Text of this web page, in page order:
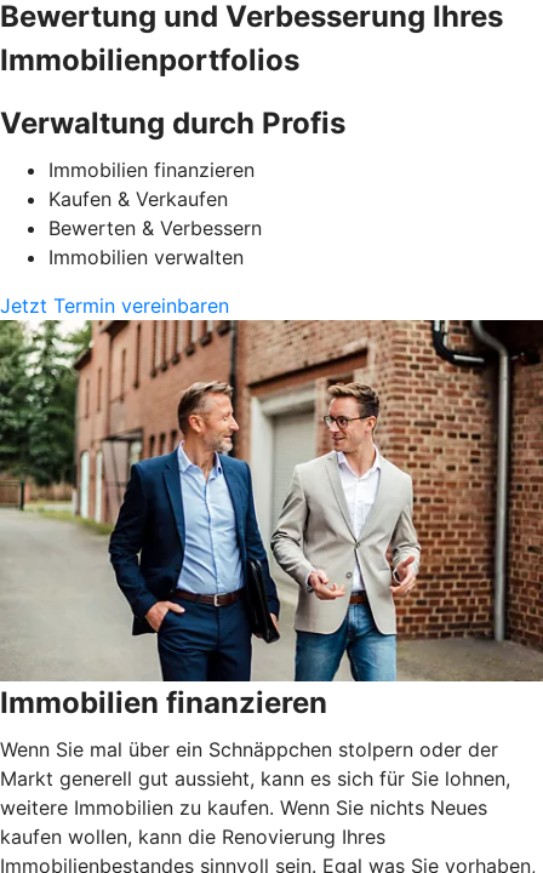
Bewertung und Verbesserung Ihres
Immobilienportfolios
Verwaltung durch Profis
Immobilien finanzieren
Kaufen & Verkaufen
Bewerten & Verbessern
Immobilien verwalten
Jetzt Termin vereinbaren
Immobilien finanzieren
Wenn Sie mal über ein Schnäppchen stolpern oder der
Markt generell gut aussieht, kann es sich für Sie lohnen,
weitere Immobilien zu kaufen. Wenn Sie nichts Neues
kaufen wollen, kann die Renovierung Ihres
Immobilienbestandes sinnvoll sein. Egal was Sie vorhaben,